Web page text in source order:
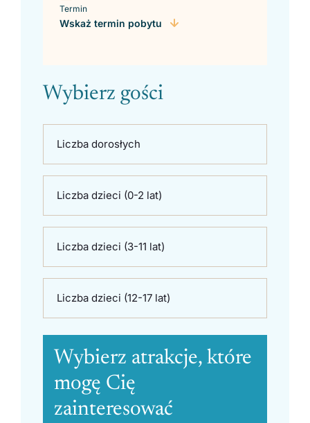
Termin
Wskaż termin pobytu
Wybierz gości
Liczba dorosłych
Liczba dzieci (0-2 lat)
Liczba dzieci (3-11 lat)
Liczba dzieci (12-17 lat)
Wybierz atrakcje, które
mogę Cię
zainteresować